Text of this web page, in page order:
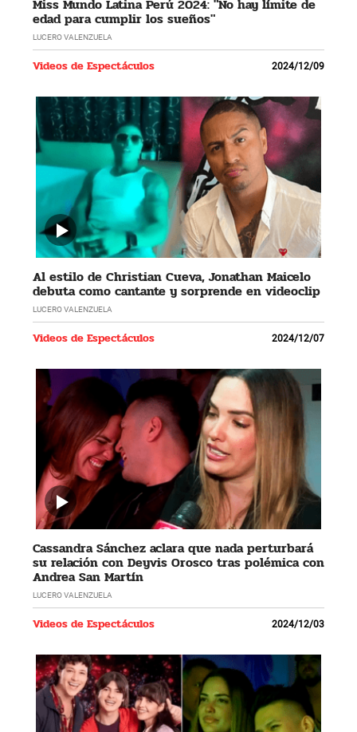
Miss Mundo Latina Perú 2024: "No hay límite de
edad para cumplir los sueños"
LUCERO VALENZUELA
Videos de Espectáculos 2024/12/09
Al estilo de Christian Cueva, Jonathan Maicelo
debuta como cantante y sorprende en videoclip
LUCERO VALENZUELA
Videos de Espectáculos 2024/12/07
Cassandra Sánchez aclara que nada perturbará
su relación con Deyvis Orosco tras polémica con
Andrea San Martín
LUCERO VALENZUELA
Videos de Espectáculos 2024/12/03